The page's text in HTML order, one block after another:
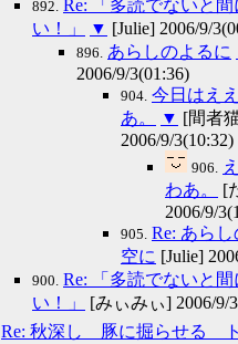
892. Re: 「多読でないと
い！」
▼ [Julie] 2006/9/
896. あらしのよるに
2006/9/3(01:36)
904. 今日はえ
あ。
▼ [間者
2006/9/3(10:32)
906.
わあ。
[
2006/9/
905. Re: あら
空に [Julie]
900. Re: 「多読でないと
い！」
[みぃみぃ] 2006/9/
Re: 秋深し 豚に掘らせる